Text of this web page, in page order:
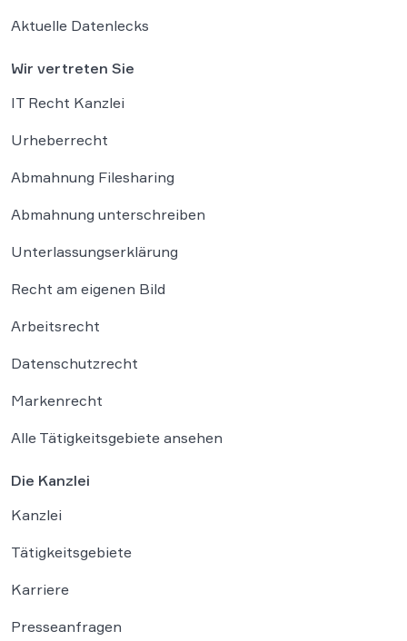
Aktuelle Datenlecks
Wir vertreten Sie
IT Recht Kanzlei
Urheberrecht
Abmahnung Filesharing
Abmahnung unterschreiben
Unterlassungserklärung
Recht am eigenen Bild
Arbeitsrecht
Datenschutzrecht
Markenrecht
Alle Tätigkeitsgebiete ansehen
Die Kanzlei
Kanzlei
Tätigkeitsgebiete
Karriere
Presseanfragen